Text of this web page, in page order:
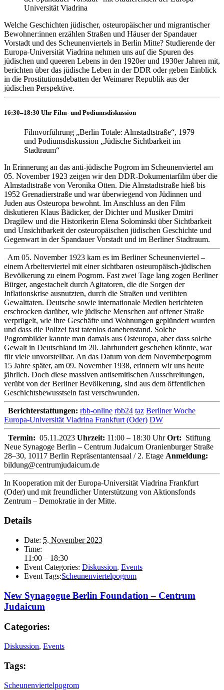
Universität Viadrina
Welche Geschichten jüdischer, osteuropäischer und migrantischer
Bewohner:innen erzählen Straßen und Häuser der Spandauer
Vorstadt und des Scheunenviertels in Berlin Mitte? Studierende der
Europa-Universität Viadrina nehmen uns auf die Spuren des
jüdischen und queeren Lebens in den 1920er und 1930er Jahren mit,
berichten über das jüdische Leben in der DDR oder geben Einblick
in die Prostitutionsdebatten der Weimarer Republik aus der
jüdischen Perspektive.
16:30–18:30 Uhr Film- und Podiumsdiskussion
Filmvorführung „Berlin Totale: Almstadtstraße“, 1979
und Podiumsdiskussion „Jüdische Sichtbarkeit im
Stadtraum“
In Erinnerung an das anti-jüdische Pogrom im Scheunenviertel am
05. November 1923 zeigen wir den DDR-Dokumentarfilm über die
Almstadtstraße von Veronika Otten. Die Almstadtstraße hieß bis
1952 Grenadierstraße und war überwiegend von Jüdinnen und
Juden aus Osteuropa bewohnt. Im Anschluss an den Film
diskutieren Klaus Bädicker, der Dichter und Musiker Dmitri
Dragilew und die Historikerin Elena Solominski über Sichtbarkeit
und Unsichtbarkeit der osteuropäischen jüdischen Geschichte und
Gegenwart in der Spandauer Vorstadt und im Berliner Stadtraum.
Am 05. November 1923 kam es im Berliner Scheunenviertel –
einem Arbeiterviertel mit einer sichtbaren osteuropäisch-jüdischen
Bevölkerung zu einem Pogrom. Fast zwei Tage lang zogen Berliner
Bürger, angestachelt durch Agitatoren, die die Sorgen der
Inflationskrise ausnutzten, durch die Straßen und verübten
Gewalttaten. Deutsche sowie internationale Medien berichteten
erschrocken darüber, wie jüdische Menschen auf offener Straße
verprügelt, wie ihre Geschäfte und Wohnungen geplündert wurden
und dass die Polizei fast tatenlos danebenstand. Solche
Pogrombilder kannte man damals aus Osteuropa, aber dass solche
Gewalt in Deutschland im 20. Jahrhundert geschehen könnte, war
für viele unvorstellbar. An das Datum von dem Novemberpogrom
15 Jahre später, am 09. November 1938, erinnern wir uns heute
jährlich. Doch diese massiven antisemitischen Ausschreitungen,
verübt von der Berliner Bevölkerung, sind aus dem öffentlichen
Geschichtsbewusstsein fast verschwunden.
Berichterstattungen: rbb-online rbb24 taz Berliner Woche
Europa-Universität Viadrina Frankfurt (Oder) DW
Termin: 05.11.2023 Uhrzeit: 11:00 – 18:30 UhrOrt: Stiftung
Neue Synagoge Berlin – Centrum Judaicum Oranienburger Straße
28–30, 10117 Berlin Repräsentantensaal / 2. Etage Anmeldung:
bildung@centrumjudaicum.de
In Kooperation mit der Europa-Universität Viadrina Frankfurt
(Oder) und mit freundlicher Unterstützung von Aktionsfonds
Zentrum – Demokratie in der Mitte.
Details
Date: 5. November 2023
Time:
11:00 – 18:30
Event Categories: Diskussion, Events
Event Tags:Scheunenviertelpogrom
New Synagogue Berlin Foundation – Centrum
Judaicum
Categories:
Diskussion, Events
Tags:
Scheunenviertelpogrom